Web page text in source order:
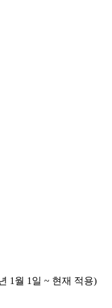
1월 1일 ~ 현재 적용)